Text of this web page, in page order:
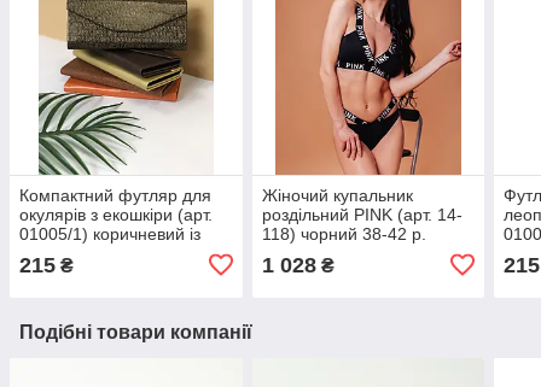
Компактний футляр для
окулярів з екошкіри (арт.
01005/1) коричневий із
215 ₴
Жіночий купальник
роздільний PINK (арт. 14-
118) чорний 38-42 р.
1 028₴ 215
Подібні товари компанії